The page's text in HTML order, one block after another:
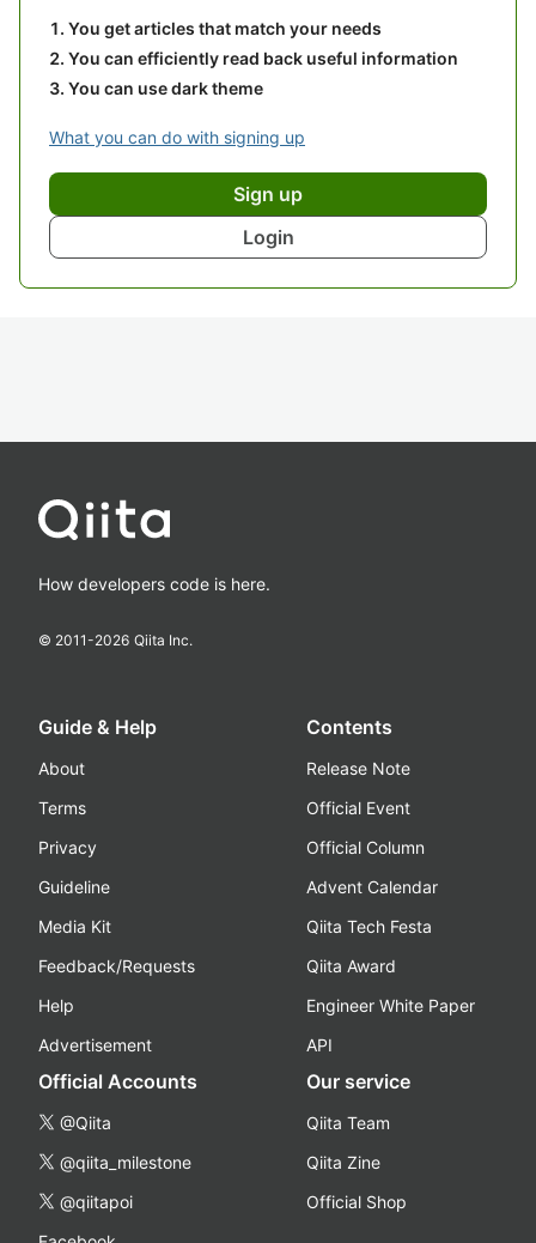
You get articles that match your needs
You can efficiently read back useful information
You can use dark theme
What you can do with signing up
Sign up
Login
How developers code is here.
© 2011-2026 Qiita Inc.
Guide & Help
About
Terms
Privacy
Guideline
Media Kit
Feedback/Requests
Help
Advertisement
Contents
Release Note
Official Event
Official Column
Advent Calendar
Qiita Tech Festa
Qiita Award
Engineer White Paper
API
Official Accounts
@Qiita
@qiita_milestone
@qiitapoi
Our service
Qiita Team
Qiita Zine
Official Shop